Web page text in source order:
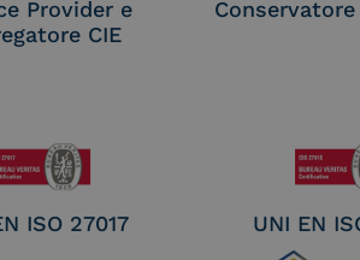
Provider e
CIE
ISO 27017 UNI EN